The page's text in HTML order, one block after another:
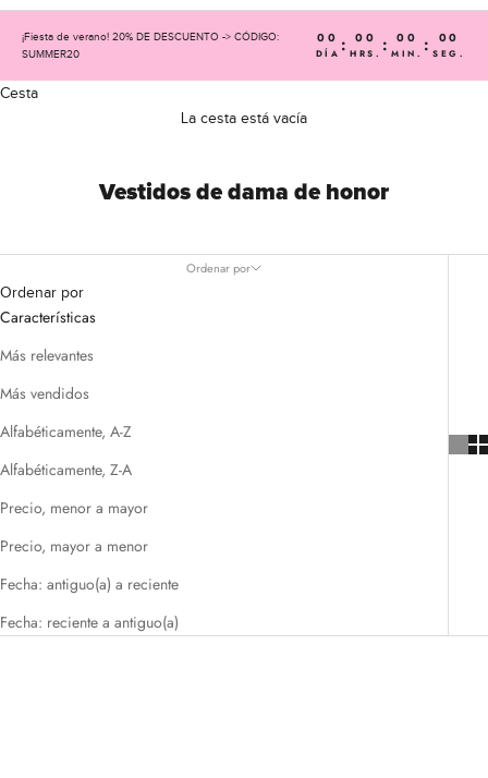
¡Fiesta de verano! 20% DE DESCUENTO -> CÓDIGO:
SUMMER20
00
DÍA : 00
HRS. : 00
MIN. : 00
SEG.
Cesta
La cesta está vacía
Vestidos de dama de honor
Ordenar por
Ordenar por
Características
Más relevantes
Más vendidos
Alfabéticamente, A-Z
Alfabéticamente, Z-A
Precio, menor a mayor
Precio, mayor a menor
Fecha: antiguo(a) a reciente
Fecha: reciente a antiguo(a)